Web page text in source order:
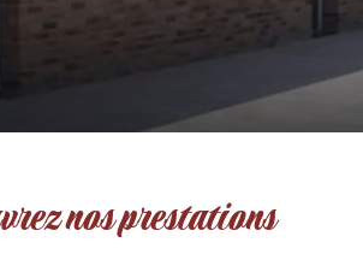
nos prestations